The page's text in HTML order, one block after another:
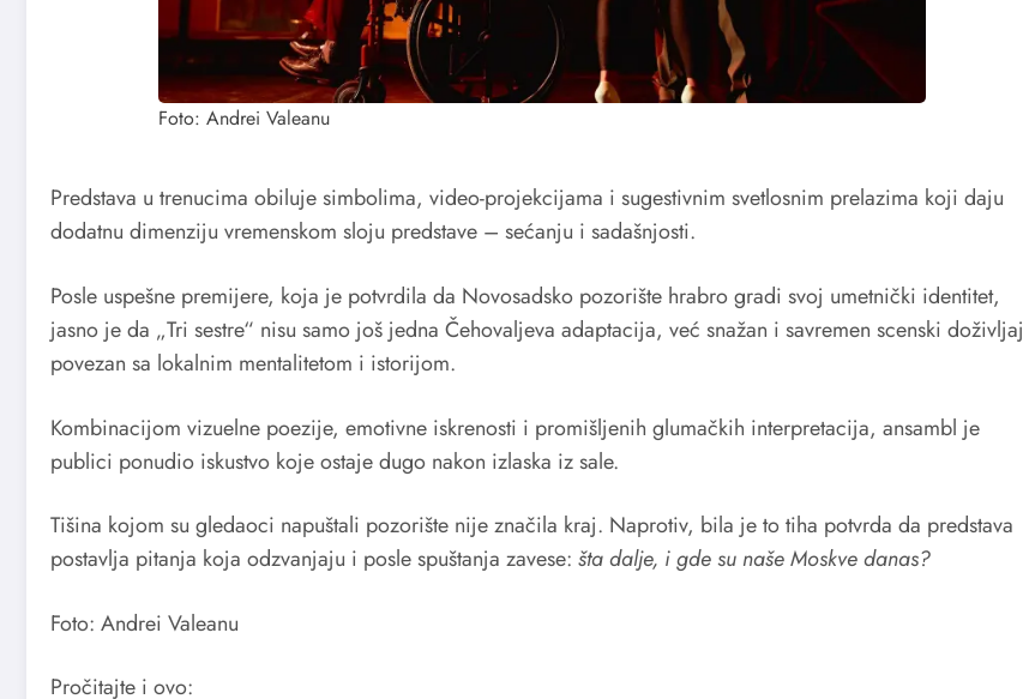
Foto: Andrei Valeanu
Predstava u trenucima obiluje simbolima, video-projekcijama i sugestivnim svetlosnim prelazima koji daju
dodatnu dimenziju vremenskom sloju predstave – sećanju i sadašnjosti.
Posle uspešne premijere, koja je potvrdila da Novosadsko pozorište hrabro gradi svoj umetnički identitet,
jasno je da „Tri sestre“ nisu samo još jedna Čehovaljeva adaptacija, već snažan i savremen scenski doživljaj
povezan sa lokalnim mentalitetom i istorijom.
Kombinacijom vizuelne poezije, emotivne iskrenosti i promišljenih glumačkih interpretacija, ansambl je
publici ponudio iskustvo koje ostaje dugo nakon izlaska iz sale.
Tišina kojom su gledaoci napuštali pozorište nije značila kraj. Naprotiv, bila je to tiha potvrda da predstava
postavlja pitanja koja odzvanjaju i posle spuštanja zavese: šta dalje, i gde su naše Moskve danas?
Foto: Andrei Valeanu
Pročitajte i ovo: